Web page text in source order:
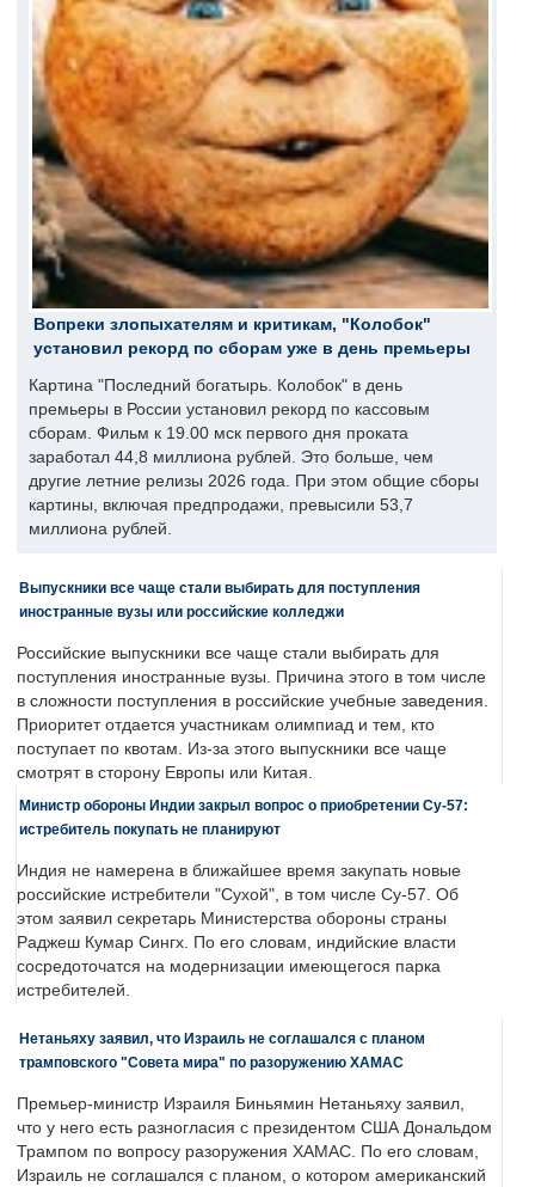
Вопреки злопыхателям и критикам, "Колобок"
установил рекорд по сборам уже в день премьеры
Картина "Последний богатырь. Колобок" в день
премьеры в России установил рекорд по кассовым
сборам. Фильм к 19.00 мск первого дня проката
заработал 44,8 миллиона рублей. Это больше, чем
другие летние релизы 2026 года. При этом общие сборы
картины, включая предпродажи, превысили 53,7
миллиона рублей.
Выпускники все чаще стали выбирать для поступления
иностранные вузы или российские колледжи
Российские выпускники все чаще стали выбирать для
поступления иностранные вузы. Причина этого в том числе
в сложности поступления в российские учебные заведения.
Приоритет отдается участникам олимпиад и тем, кто
поступает по квотам. Из-за этого выпускники все чаще
смотрят в сторону Европы или Китая.
Министр обороны Индии закрыл вопрос о приобретении Су-57:
истребитель покупать не планируют
Индия не намерена в ближайшее время закупать новые
российские истребители "Сухой", в том числе Су-57. Об
этом заявил секретарь Министерства обороны страны
Раджеш Кумар Сингх. По его словам, индийские власти
сосредоточатся на модернизации имеющегося парка
истребителей.
Нетаньяху заявил, что Израиль не соглашался с планом
трамповского "Совета мира" по разоружению ХАМАС
Премьер-министр Израиля Биньямин Нетаньяху заявил,
что у него есть разногласия с президентом США Дональдом
Трампом по вопросу разоружения ХАМАС. По его словам,
Израиль не соглашался с планом, о котором американский